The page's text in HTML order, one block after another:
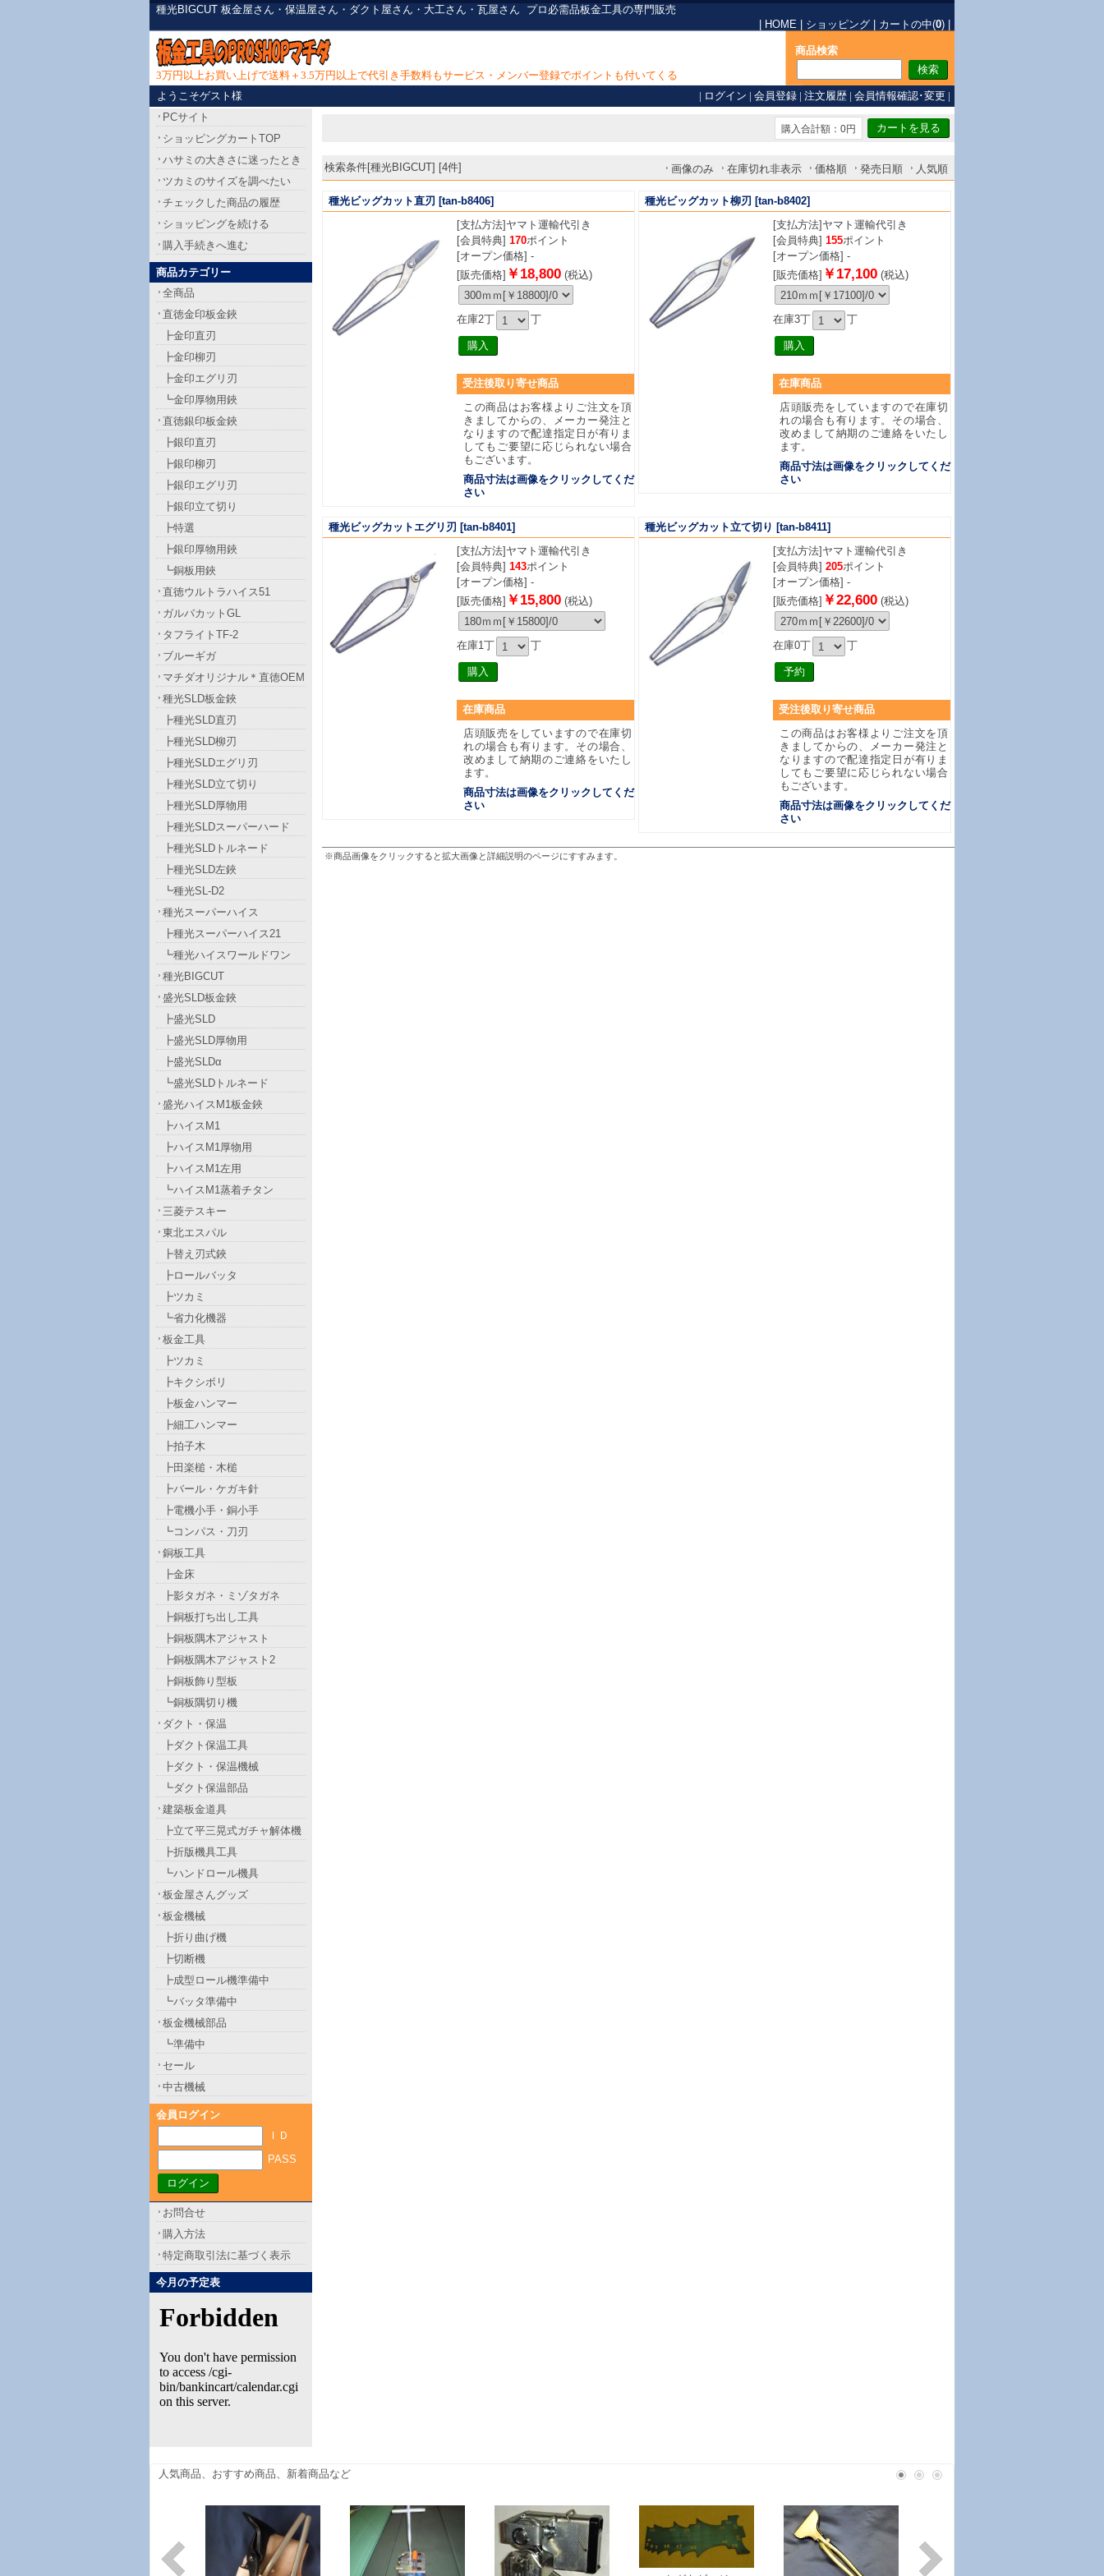
種光BIGCUT 板金屋さん・保温屋さん・ダクト屋さん・大工さん・瓦屋さん プロ必需品板金工具の専門販売
HOME ショッピング カートの中(0)
3万円以上お買い上げで送料＋3.5万円以上で代引き手数料もサービス・メンバー登録でポイントも付いてくる
商品検索
ようこそゲスト様 | ログイン | 会員登録 | 注文履歴 | 会員情報確認･変更 |
購入合計額：0円
検索条件[種光BIGCUT] [4件] 画像のみ 在庫切れ非表示 価格順 発売日順 人気順
種光ビッグカット直刃 [tan-b8406]
[支払方法] ヤマト運輸代引き
[会員特典] 170ポイント
[オープン価格] -
[販売価格] ￥18,800(税込)
在庫2丁 丁
受注後取り寄せ商品
この商品はお客様よりご注文を頂
きましてからの、メーカー発注と
なりますので配達指定日が有りま
してもご要望に応じられない場合
もございます。
商品寸法は画像をクリックしてくだ
さい
種光ビッグカット柳刃 [tan-b8402]
[支払方法] ヤマト運輸代引き
[会員特典] 155ポイント
[オープン価格] -
[販売価格] ￥17,100(税込)
在庫3丁 丁
在庫商品
店頭販売をしていますので在庫切
れの場合も有ります。その場合、
改めまして納期のご連絡をいたし
ます。
商品寸法は画像をクリックしてくだ
さい
種光ビッグカットエグリ刃 [tan-b8401]
[支払方法] ヤマト運輸代引き
[会員特典] 143ポイント
[オープン価格] -
[販売価格] ￥15,800(税込)
在庫1丁 丁
在庫商品
店頭販売をしていますので在庫切
れの場合も有ります。その場合、
改めまして納期のご連絡をいたし
ます。
商品寸法は画像をクリックしてくだ
さい
種光ビッグカット立て切り [tan-b8411]
[支払方法] ヤマト運輸代引き
[会員特典] 205ポイント
[オープン価格] -
[販売価格] ￥22,600(税込)
在庫0丁 丁
受注後取り寄せ商品
この商品はお客様よりご注文を頂
きましてからの、メーカー発注と
なりますので配達指定日が有りま
してもご要望に応じられない場合
もございます。
商品寸法は画像をクリックしてくだ
さい
※商品画像をクリックすると拡大画像と詳細説明のページにすすみます。
PCサイト
ショッピングカートTOP
ハサミの大きさに迷ったとき
ツカミのサイズを調べたい
チェックした商品の履歴
ショッピングを続ける
購入手続きへ進む
商品カテゴリー
全商品
直徳金印板金鋏
┣金印直刃
┣金印柳刃
┣金印エグリ刃
┗金印厚物用鋏
直徳銀印板金鋏
┣銀印直刃
┣銀印柳刃
┣銀印エグリ刃
┣銀印立て切り
┣特選
┣銀印厚物用鋏
┗銅板用鋏
直徳ウルトラハイス51
ガルバカットGL
タフライトTF-2
ブルーギガ
マチダオリジナル＊直徳OEM
種光SLD板金鋏
┣種光SLD直刃
┣種光SLD柳刃
┣種光SLDエグリ刃
┣種光SLD立て切り
┣種光SLD厚物用
┣種光SLDスーパーハード
┣種光SLDトルネード
┣種光SLD左鋏
┗種光SL-D2
種光スーパーハイス
┣種光スーパーハイス21
┗種光ハイスワールドワン
種光BIGCUT
盛光SLD板金鋏
┣盛光SLD
┣盛光SLD厚物用
┣盛光SLDα
┗盛光SLDトルネード
盛光ハイスM1板金鋏
┣ハイスM1
┣ハイスM1厚物用
┣ハイスM1左用
┗ハイスM1蒸着チタン
三菱テスキー
東北エスパル
┣替え刃式鋏
┣ロールバッタ
┣ツカミ
┗省力化機器
板金工具
┣ツカミ
┣キクシボリ
┣板金ハンマー
┣細工ハンマー
┣拍子木
┣田楽槌・木槌
┣バール・ケガキ針
┣電機小手・銅小手
┗コンパス・刀刃
銅板工具
┣金床
┣影タガネ・ミゾタガネ
┣銅板打ち出し工具
┣銅板隅木アジャスト
┣銅板隅木アジャスト2
┣銅板飾り型板
┗銅板隅切り機
ダクト・保温
┣ダクト保温工具
┣ダクト・保温機械
┗ダクト保温部品
建築板金道具
┣立て平三晃式ガチャ解体機
┣折版機具工具
┗ハンドロール機具
板金屋さんグッズ
板金機械
┣折り曲げ機
┣切断機
┣成型ロール機準備中
┗バッタ準備中
板金機械部品
┗準備中
セール
中古機械
会員ログイン
ＩＤ
PASS
お問合せ
購入方法
特定商取引法に基づく表示
今月の予定表